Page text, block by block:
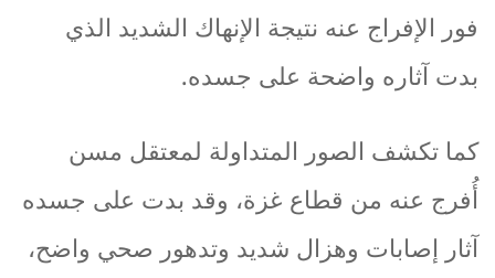
فور الإفراج عنه نتيجة الإنهاك الشديد الذي
بدت آثاره واضحة على جسده.
كما تكشف الصور المتداولة لمعتقل مسن
أُفرج عنه من قطاع غزة، وقد بدت على جسده
آثار إصابات وهزال شديد وتدهور صحي واضح،